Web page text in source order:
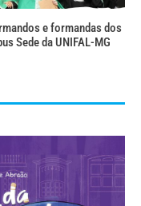
e formandas dos
Sede da UNIFAL-MG